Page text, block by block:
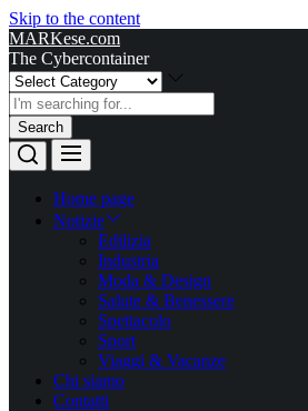
Skip to the content
MARKese.com
The Cybercontainer
Search
Home page
Notizie
Edilizia
Industria
Moda & Design
Salute & Benessere
Spettacolo
Sport
Viaggi & Vacanze
Chi siamo
Contatti